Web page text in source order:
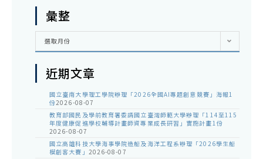
彙整
彙
選取月份
近期文章
國立臺南大學理工學院辦理「2026全國AI專題創意競賽」海報1
份2026-08-07
教育部國民及學前教育署委請國立臺灣師範大學辦理「114至115
年度健康促進學校輔導計畫師資專業成長研習」實施計畫1份
2026-08-07
國立高雄科技大學海事學院造船及海洋工程系辦理「2026學生船
模創客大賽」 2026-08-07